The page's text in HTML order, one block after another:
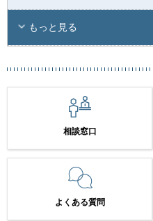
もっと見る
相談窓口
よくある質問